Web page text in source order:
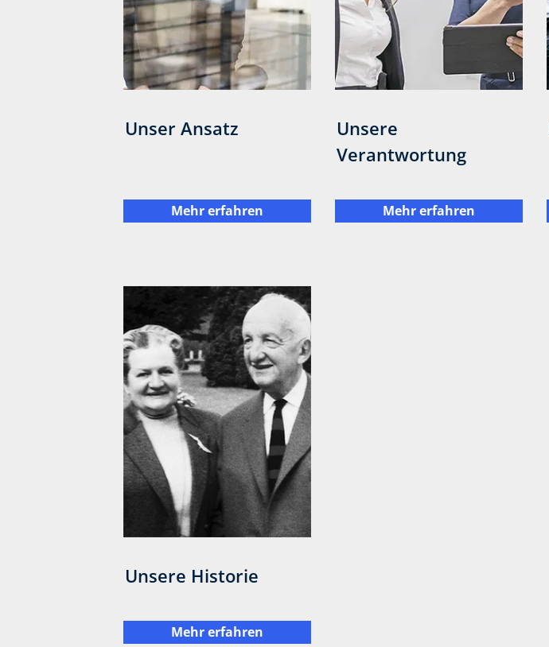
Unser Ansatz
Mehr erfahren
Unsere
Verantwortung
Mehr erfahren
Unsere Historie
Mehr erfahren